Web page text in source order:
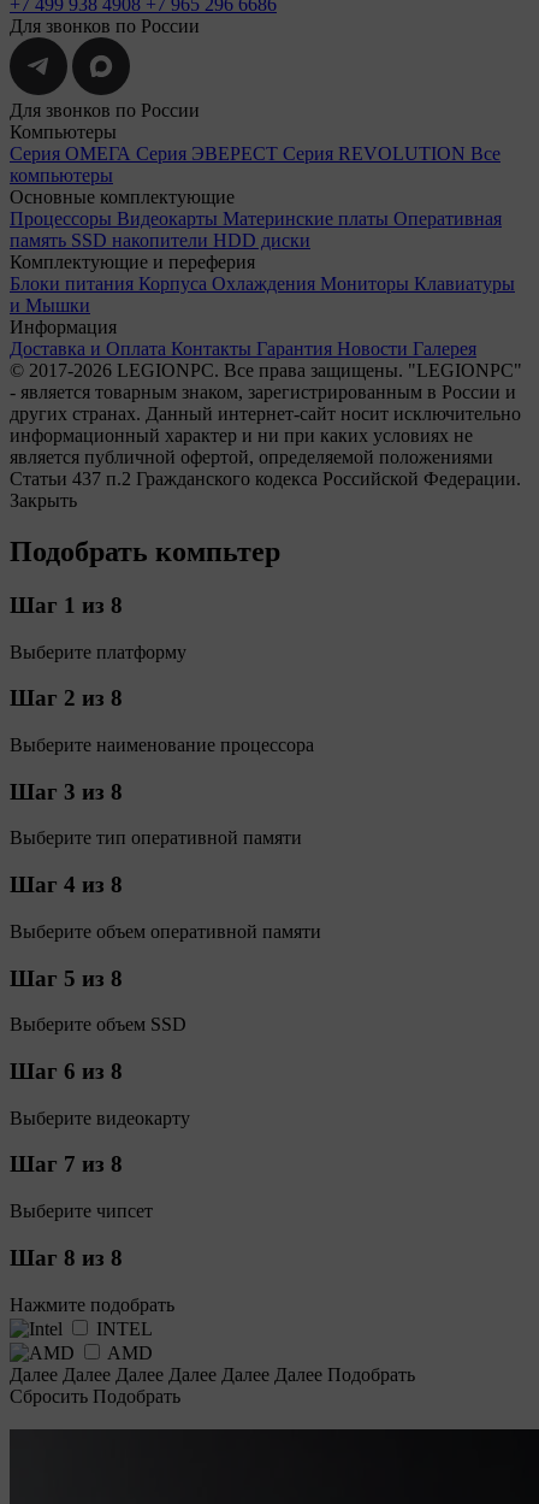
+7 499 938 4908 +7 965 296 6686
Для звонков по России
Для звонков по России
Компьютеры
Серия ОМЕГА Серия ЭВЕРЕСТ Серия REVOLUTION Все
компьютеры
Основные комплектующие
Процессоры Видеокарты Материнские платы Оперативная
память SSD накопители HDD диски
Комплектующие и переферия
Блоки питания Корпуса Охлаждения Мониторы Клавиатуры
и Мышки
Информация
Доставка и Оплата Контакты Гарантия Новости Галерея
© 2017-2026 LEGIONPC. Все права защищены. "LEGIONPC"
- является товарным знаком, зарегистрированным в России и
других странах. Данный интернет-сайт носит исключительно
информационный характер и ни при каких условиях не
является публичной офертой, определяемой положениями
Статьи 437 п.2 Гражданского кодекса Российской Федерации.
Закрыть
Подобрать компьтер
Шаг 1 из 8
Выберите платформу
Шаг 2 из 8
Выберите наименование процессора
Шаг 3 из 8
Выберите тип оперативной памяти
Шаг 4 из 8
Выберите объем оперативной памяти
Шаг 5 из 8
Выберите объем SSD
Шаг 6 из 8
Выберите видеокарту
Шаг 7 из 8
Выберите чипсет
Шаг 8 из 8
Нажмите подобрать
INTEL
AMD
Далее Далее Далее Далее Далее Далее Подобрать
Сбросить Подобрать